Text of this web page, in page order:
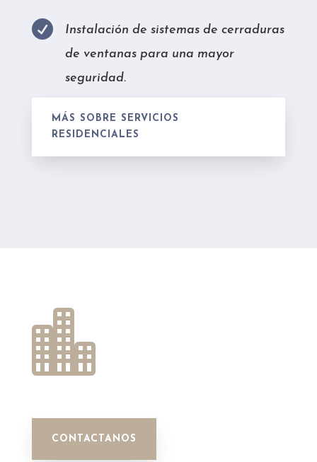

Instalación de sistemas de cerraduras
de ventanas para una mayor
seguridad.
MÁS SOBRE SERVICIOS
RESIDENCIALES

CONTACTANOS